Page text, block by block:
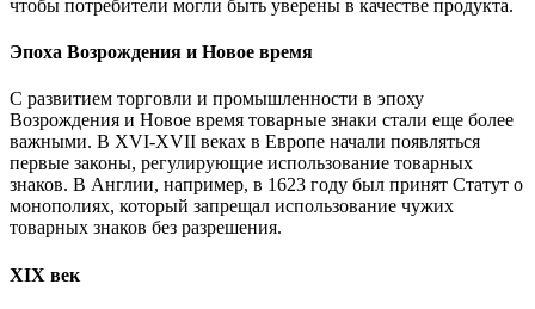
чтобы потребители могли быть уверены в качестве продукта.
Эпоха Возрождения и Новое время
С развитием торговли и промышленности в эпоху
Возрождения и Новое время товарные знаки стали еще более
важными. В XVI-XVII веках в Европе начали появляться
первые законы, регулирующие использование товарных
знаков. В Англии, например, в 1623 году был принят Статут о
монополиях, который запрещал использование чужих
товарных знаков без разрешения.
XIX век